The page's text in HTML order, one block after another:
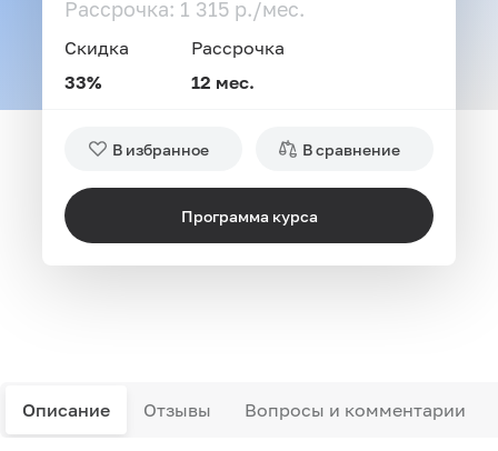
Рассрочка: 1 315 р./мес.
Скидка
33%
Рассрочка
12 мес.
В избранное В сравнение
Программа курса
Описание Отзывы Вопросы и комментарии